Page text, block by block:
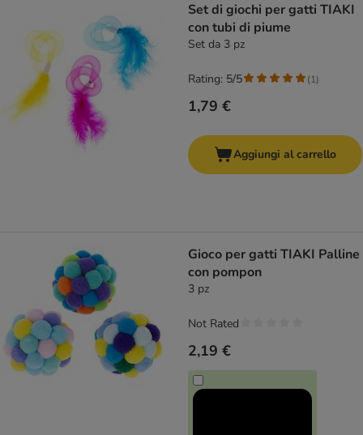
Set di giochi per gatti TIAKI
con tubi di piume
Set da 3 pz
1,79 €
Rating: 5/5 (1)
Aggiungi al carrello
Gioco per gatti TIAKI Palline
con pompon
3 pz
2,19 €
Not Rated